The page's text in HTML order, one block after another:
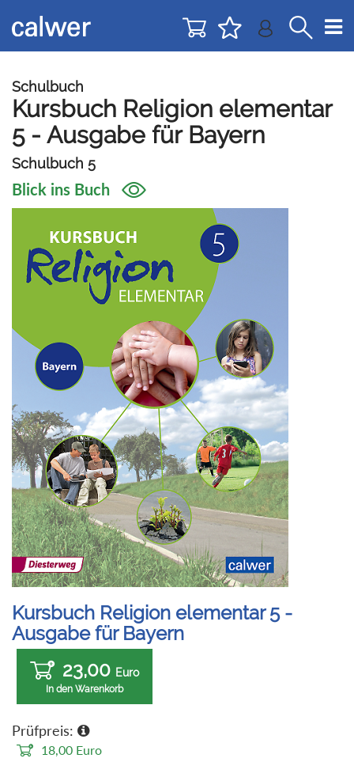
zur
Navigation
zum
Inhalt
Schulbuch
Kursbuch Religion elementar
5 - Ausgabe für Bayern
Schulbuch 5
Blick ins Buch
Kursbuch Religion elementar 5 -
Ausgabe für Bayern
23,00 Euro
In den Warenkorb
Prüfpreis:
18,00 Euro